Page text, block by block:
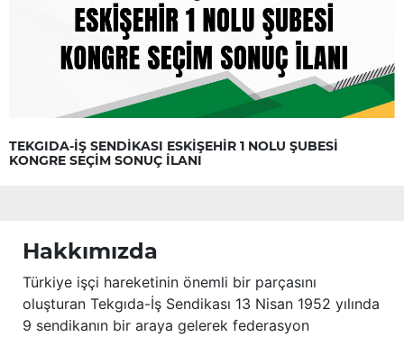
TEKGIDA-İŞ SENDİKASI ESKİŞEHİR 1 NOLU ŞUBESİ
KONGRE SEÇİM SONUÇ İLANI
Hakkımızda
Türkiye işçi hareketinin önemli bir parçasını
oluşturan Tekgıda-İş Sendikası 13 Nisan 1952 yılında
9 sendikanın bir araya gelerek federasyon